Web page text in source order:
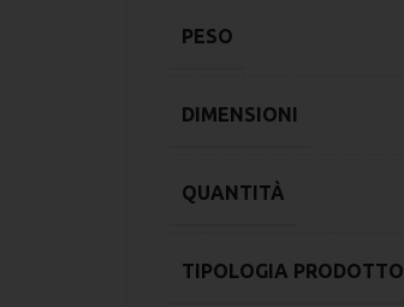
PESO
DIMENSIONI
QUANTITÀ
TIPOLOGIA PRODOTTO